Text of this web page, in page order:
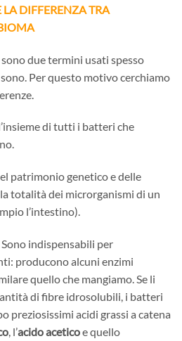
DIFFERENZA TRA
due termini usati spesso
Per questo motivo cerchiamo
di tutti i batteri che
patrimonio genetico e delle
totalità dei microrganismi di un
l’intestino).
Sono indispensabili per
producono alcuni enzimi
quello che mangiamo. Se li
di fibre idrosolubili, i batteri
preziosissimi acidi grassi a catena
, l’acido aceticoe quello